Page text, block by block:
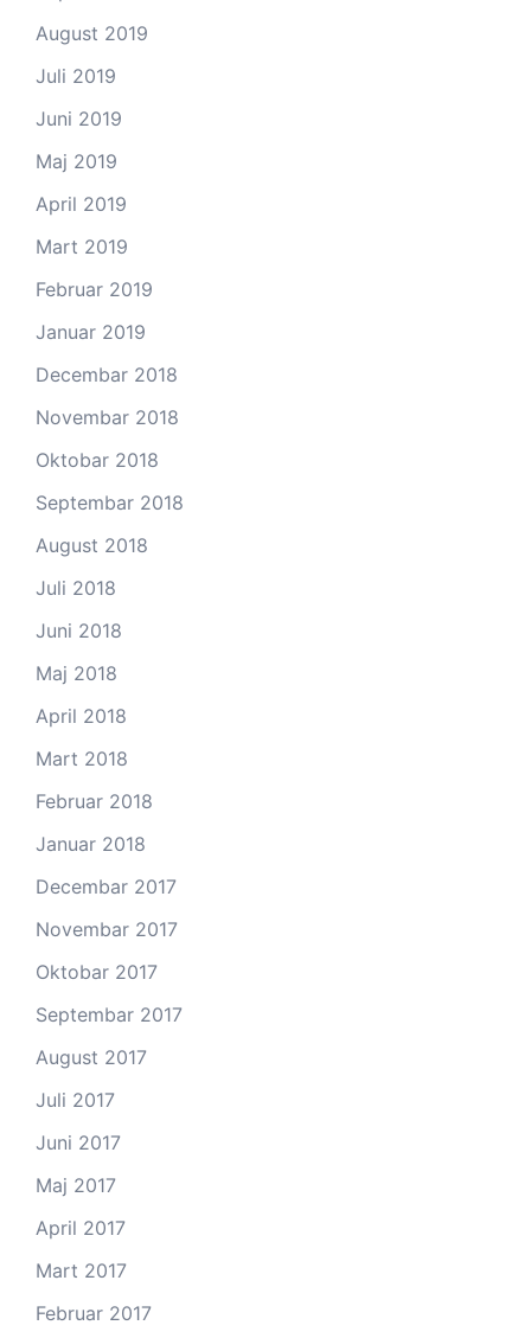
August 2019
Juli 2019
Juni 2019
Maj 2019
April 2019
Mart 2019
Februar 2019
Januar 2019
Decembar 2018
Novembar 2018
Oktobar 2018
Septembar 2018
August 2018
Juli 2018
Juni 2018
Maj 2018
April 2018
Mart 2018
Februar 2018
Januar 2018
Decembar 2017
Novembar 2017
Oktobar 2017
Septembar 2017
August 2017
Juli 2017
Juni 2017
Maj 2017
April 2017
Mart 2017
Februar 2017